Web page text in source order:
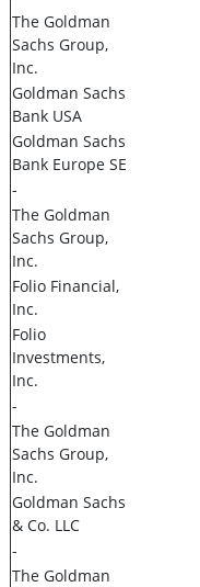
The Goldman
Sachs Group,
Inc.
Goldman Sachs
Bank USA
Goldman Sachs
Bank Europe SE
-
The Goldman
Sachs Group,
Inc.
Folio Financial,
Inc.
Folio
Investments,
Inc.
-
The Goldman
Sachs Group,
Inc.
Goldman Sachs
& Co. LLC
-
The Goldman